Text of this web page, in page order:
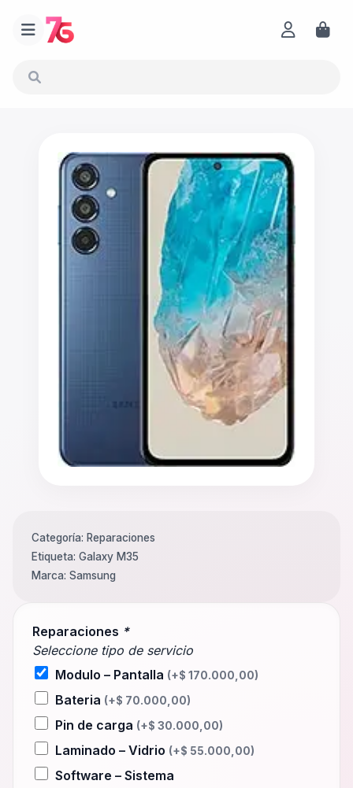
Reparaciones *
Seleccione tipo de servicio
Modulo – Pantalla (+$ 170.000,00)
Bateria (+$ 70.000,00)
Pin de carga (+$ 30.000,00)
Laminado – Vidrio (+$ 55.000,00)
Software – Sistema
Categoría: Reparaciones
Etiqueta: Galaxy M35
Marca: Samsung